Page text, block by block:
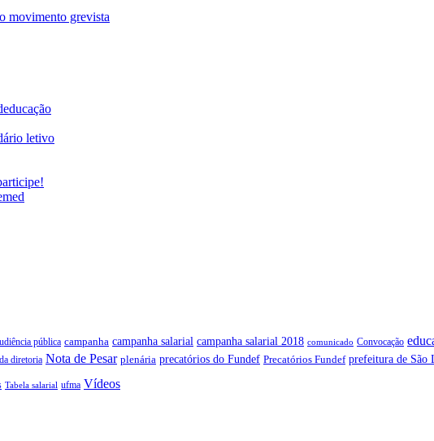
movimento grevista
letivo
pública campanha campanha salarial campanha salarial 2018 comunicado Convocação
diretoria Nota de Pesar plenária precatórios do Fundef Precatórios Fundef prefeitura de São
Tabela salarial ufma Vídeos